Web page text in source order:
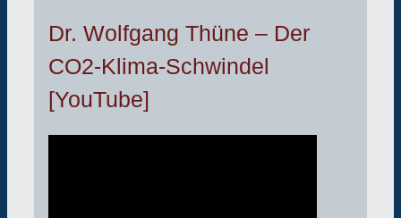
Dr. Wolfgang Thüne – Der
CO2-Klima-Schwindel
[YouTube]